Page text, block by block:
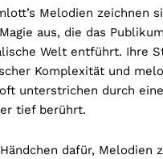
Melodien zeichnen
aus, die das
Welt entführt. Ihre
Komplexität und
unterstrichen durch
tief berührt.
dafür, Melodien